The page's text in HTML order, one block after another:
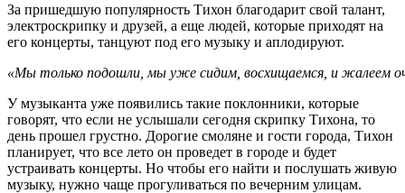
За пришедшую популярность Тихон благодарит свой талант,
электроскрипку и друзей, а еще людей, которые приходят на
его концерты, танцуют под его музыку и аплодируют.
«Мы только подошли, мы уже сидим, восхищаемся, и жалеем
У музыканта уже появились такие поклонники, которые
говорят, что если не услышали сегодня скрипку Тихона, то
день прошел грустно. Дорогие смоляне и гости города, Тихон
планирует, что все лето он проведет в городе и будет
устраивать концерты. Но чтобы его найти и послушать живую
музыку, нужно чаще прогуливаться по вечерним улицам.